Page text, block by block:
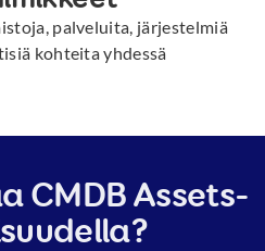
palveluita, järjestelmiä
kohteita yhdessä
CMDB Assets-